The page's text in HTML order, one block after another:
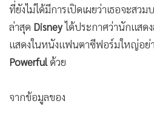
ที่ยังไม่ได้มีการเปิดเผยว่าเธอจะสว
ล่าสุด Disneyได้ประกาศว่านักแสด
แสดงในหนังแฟนตาซีฟอร์มใหญ่อย่
Powerfulด้วย
จากข้อมูลของ